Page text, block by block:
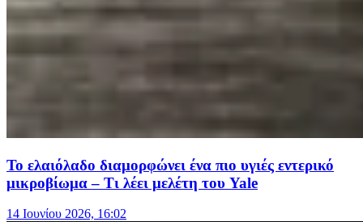
Το ελαιόλαδο διαμορφώνει ένα πιο υγιές εντερικό
μικροβίωμα – Τι λέει μελέτη του Yale
14 Ιουνίου 2026, 16:02